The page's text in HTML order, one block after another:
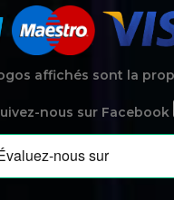
affichés sont la
nous sur Facebook